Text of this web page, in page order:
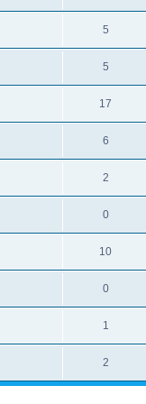
5
5
17
6
2
0
10
0
1
2